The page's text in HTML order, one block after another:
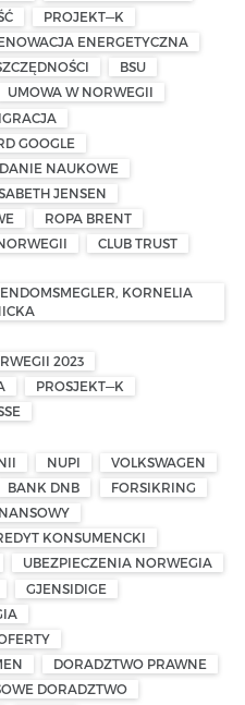
PROJEKT—K
ENERGETYCZNA
BSU
UMOWA W NORWEGII
GOOGLE
NAUKOWE
JENSEN
ROPA BRENT
CLUB TRUST
KORNELIA
2023
PROSJEKT—K
NUPI
VOLKSWAGEN
BANK DNB
FORSIKRING
KONSUMENCKI
UBEZPIECZENIA NORWEGIA
GJENSIDIGE
DORADZTWO PRAWNE
DORADZTWO